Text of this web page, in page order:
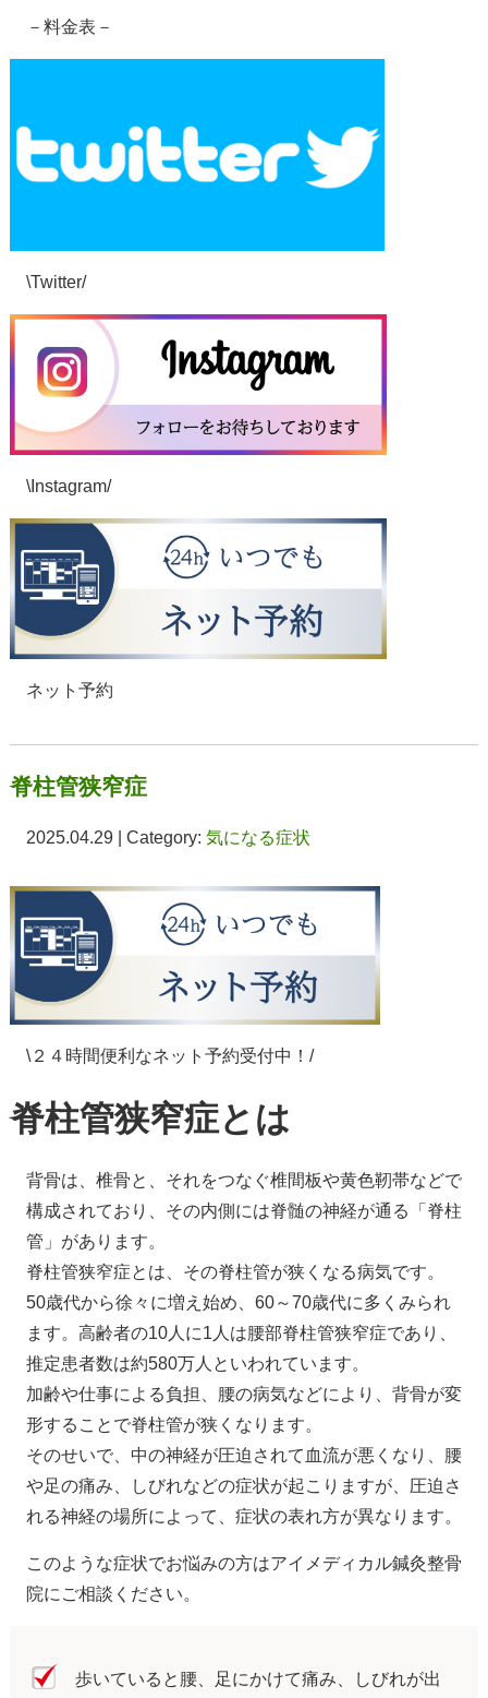
－料金表－
\Twitter/
\Instagram/
ネット予約
脊柱管狭窄症
2025.04.29 | Category: 気になる症状
\２４時間便利なネット予約受付中！/
脊柱管狭窄症とは
背骨は、椎骨と、それをつなぐ椎間板や黄色靭帯などで
構成されており、その内側には脊髄の神経が通る「脊柱
管」があります。
脊柱管狭窄症とは、その脊柱管が狭くなる病気です。
50歳代から徐々に増え始め、60～70歳代に多くみられ
ます。高齢者の10人に1人は腰部脊柱管狭窄症であり、
推定患者数は約580万人といわれています。
加齢や仕事による負担、腰の病気などにより、背骨が変
形することで脊柱管が狭くなります。
そのせいで、中の神経が圧迫されて血流が悪くなり、腰
や足の痛み、しびれなどの症状が起こりますが、圧迫さ
れる神経の場所によって、症状の表れ方が異なります。
このような症状でお悩みの方はアイメディカル鍼灸整骨
院にご相談ください。
歩いていると腰、足にかけて痛み、しびれが出